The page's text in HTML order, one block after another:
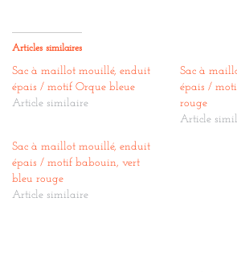
Articles similaires
Sac à maillot mouillé, enduit
épais / motif Orque bleue
Article similaire
Sac à
épais /
rouge
Article
Sac à maillot mouillé, enduit
épais / motif babouin, vert
bleu rouge
Article similaire